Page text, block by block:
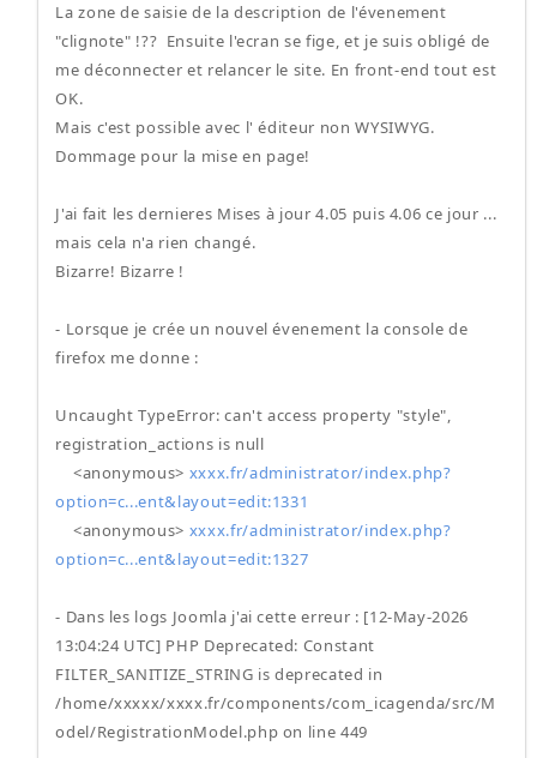
La zone de saisie de la description de l'évenement
"clignote" !?? Ensuite l'ecran se fige, et je suis obligé de
me déconnecter et relancer le site. En front-end tout est
OK.
Mais c'est possible avec l' éditeur non WYSIWYG.
Dommage pour la mise en page!
J'ai fait les dernieres Mises à jour 4.05 puis 4.06 ce jour ...
mais cela n'a rien changé.
Bizarre! Bizarre !
- Lorsque je crée un nouvel évenement la console de
firefox me donne :
Uncaught TypeError: can't access property "style",
registration_actions is null
<anonymous> xxxx.fr/administrator/index.php?
option=c...ent&layout=edit:1331
<anonymous> xxxx.fr/administrator/index.php?
option=c...ent&layout=edit:1327
- Dans les logs Joomla j'ai cette erreur : [12-May-2026
13:04:24 UTC] PHP Deprecated: Constant
FILTER_SANITIZE_STRING is deprecated in
/home/xxxxx/xxxx.fr/components/com_icagenda/src/M
odel/RegistrationModel.php on line 449